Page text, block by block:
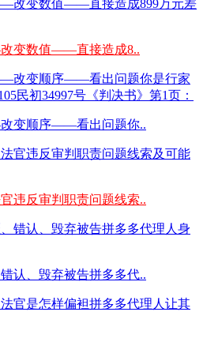
变数值——直接造成8..
变顺序——看出问题你..
违反审判职责问题线索..
认、毁弃被告拼多多代..